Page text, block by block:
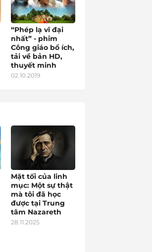
“Phép lạ vĩ đại
nhất” - phim
Công giáo bổ ích,
tải về bản HD,
thuyết minh
02.10.2019
Mặt tối của linh
mục: Một sự thật
mà tôi đã học
được tại Trung
tâm Nazareth
28.11.2025